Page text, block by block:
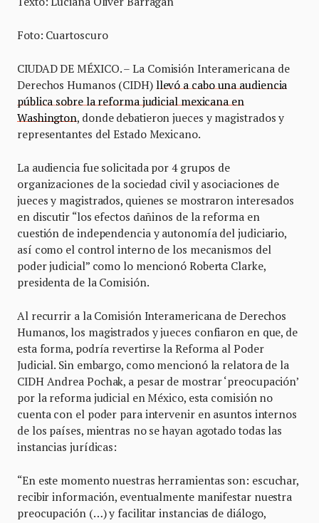
Foto: Cuartoscuro
CIUDAD DE MÉXICO. – La Comisión Interamericana de
Derechos Humanos (CIDH) llevó a cabo una audiencia
pública sobre la reforma judicial mexicana en
Washington, donde debatieron jueces y magistrados y
representantes del Estado Mexicano.
La audiencia fue solicitada por 4 grupos de
organizaciones de la sociedad civil y asociaciones de
jueces y magistrados, quienes se mostraron interesados
en discutir “los efectos dañinos de la reforma en
cuestión de independencia y autonomía del judiciario,
así como el control interno de los mecanismos del
poder judicial” como lo mencionó Roberta Clarke,
presidenta de la Comisión.
Al recurrir a la Comisión Interamericana de Derechos
Humanos, los magistrados y jueces confiaron en que, de
esta forma, podría revertirse la Reforma al Poder
Judicial. Sin embargo, como mencionó la relatora de la
CIDH Andrea Pochak, a pesar de mostrar ‘preocupación’
por la reforma judicial en México, esta comisión no
cuenta con el poder para intervenir en asuntos internos
de los países, mientras no se hayan agotado todas las
instancias jurídicas:
“En este momento nuestras herramientas son: escuchar,
recibir información, eventualmente manifestar nuestra
preocupación (…) y facilitar instancias de diálogo,